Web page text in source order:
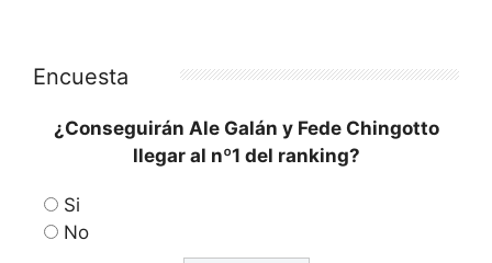
Encuesta
¿Conseguirán Ale Galán y Fede Chingotto
llegar al nº1 del ranking?
Si
No